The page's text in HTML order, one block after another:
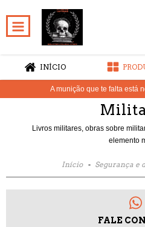
INÍCIO
A munição que te falta está
Livros militares, obras sobre
elemento
Início - Segurança e
FALE